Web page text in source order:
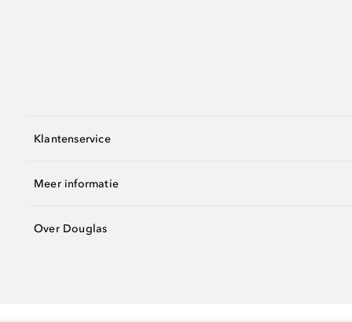
Klantenservice
Meer informatie
Over Douglas